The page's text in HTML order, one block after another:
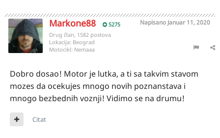
Markone88 5275 Napisano Januar 11, 2020
Drug član, 1582 postova
Lokacija: Beograd
Motocikl: Nemaaa
Dobro dosao! Motor je lutka, a ti sa takvim stavom
mozes da ocekujes mnogo novih poznanstava i
mnogo bezbednih voznji! Vidimo se na drumu!
Citat